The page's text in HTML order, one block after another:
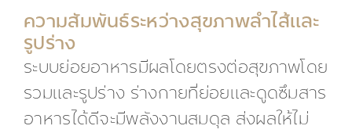
ความสัมพันธ์ระหว่างสุขภาพลำไส้และ
รูปร่าง
ระบบย่อยอาหารมีผลโดยตรงต่อสุขภาพโดย
รวมและรูปร่าง ร่างกายที่ย่อยและดูดซึมสาร
อาหารได้ดีจะมีพลังงานสมดุล ส่งผลให้ไม่